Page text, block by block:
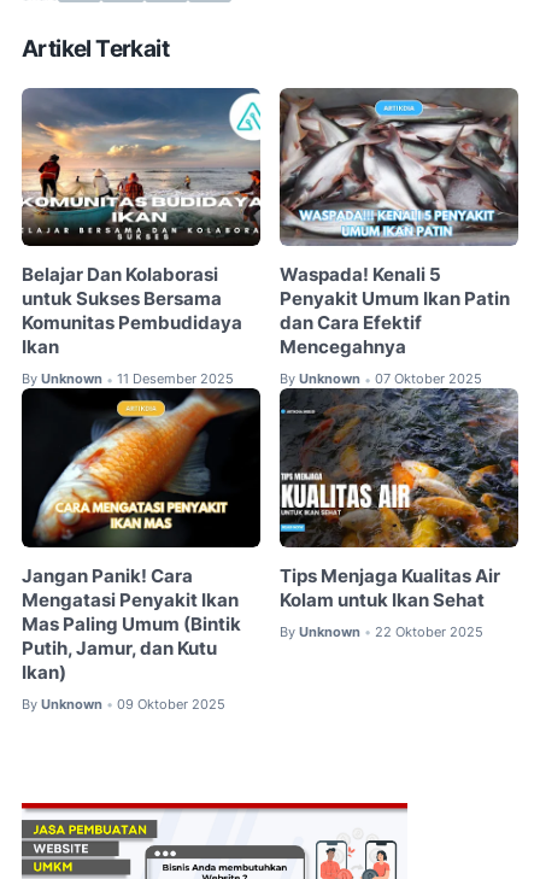
Artikel Terkait
Belajar Dan Kolaborasi
untuk Sukses Bersama
Komunitas Pembudidaya
Ikan
By Unknown • 11 Desember 2025
Waspada! Kenali 5
Penyakit Umum Ikan Patin
dan Cara Efektif
Mencegahnya
By Unknown • 07 Oktober 2025
Jangan Panik! Cara
Mengatasi Penyakit Ikan
Mas Paling Umum (Bintik
Putih, Jamur, dan Kutu
Ikan)
By Unknown • 09 Oktober 2025
Tips Menjaga Kualitas Air
Kolam untuk Ikan Sehat
By Unknown • 22 Oktober 2025